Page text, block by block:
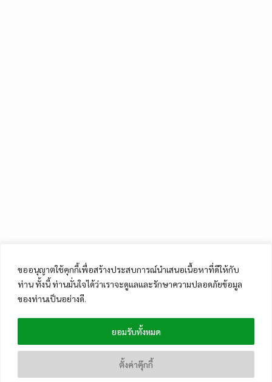
ขออนุญาตใช้คุกกี้เพื่อสร้างประสบการณ์นำเสนอเนื้อหาที่ดีให้กับ
ท่าน ทั้งนี้ ท่านมั่นใจได้ว่าเราจะดูแลและรักษาความปลอดภัยข้อมูล
ของท่านเป็นอย่างดี.
ตั้งค่าคุ๊กกี้
ยอมรับทั้งหมด